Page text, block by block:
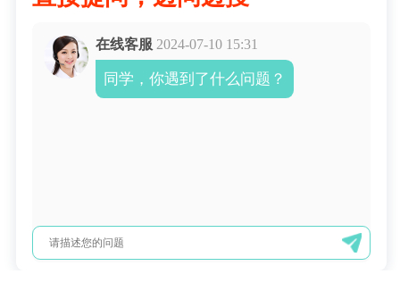
在线客服 2024-07-10 15:31
同学，你遇到了什么问题？